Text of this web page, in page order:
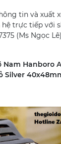
tin và xuất
trực tiếp với
(Ms Ngọc Lê)
Nam Hanboro
Silver